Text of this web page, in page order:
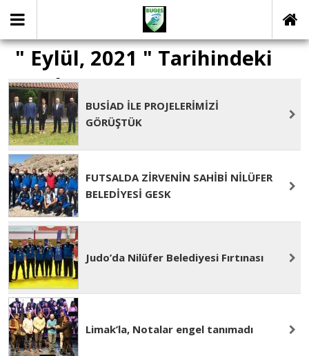
" Eylül, 2021 " Tarihindeki
yazılar
BUSİAD İLE PROJELERİMİZİ
GÖRÜŞTÜK
FUTSALDA ZİRVENİN SAHİBİ NİLÜFER
BELEDİYESİ GESK
Judo’da Nilüfer Belediyesi Fırtınası
Limak’la, Notalar engel tanımadı